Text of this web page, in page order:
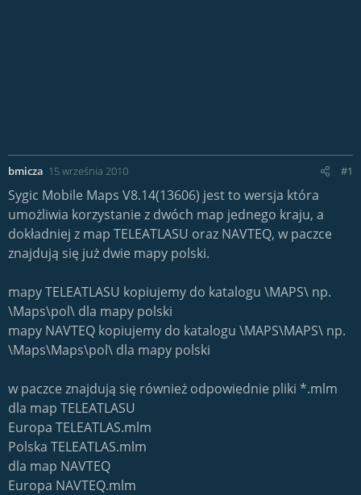
bmicza 15 września 2010 #1
Sygic Mobile Maps V8.14(13606) jest to wersja która
umożliwia korzystanie z dwóch map jednego kraju, a
dokładniej z map TELEATLASU oraz NAVTEQ, w paczce
znajdują się już dwie mapy polski.
mapy TELEATLASU kopiujemy do katalogu \MAPS\ np.
\Maps\pol\ dla mapy polski
mapy NAVTEQ kopiujemy do katalogu \MAPS\MAPS\ np.
\Maps\Maps\pol\ dla mapy polski
w paczce znajdują się również odpowiednie pliki *.mlm
dla map TELEATLASU
Europa TELEATLAS.mlm
Polska TELEATLAS.mlm
dla map NAVTEQ
Europa NAVTEQ.mlm